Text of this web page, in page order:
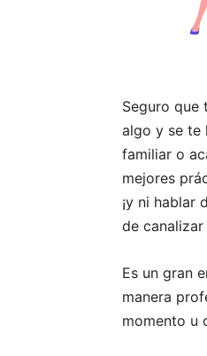
Seguro que
algo y se te
familiar o
mejores
¡y ni hablar
de
Es un gran
manera
momento u